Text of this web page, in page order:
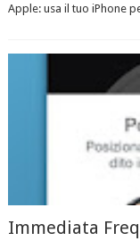
Apple: usa il tuo iPhone
Immediata